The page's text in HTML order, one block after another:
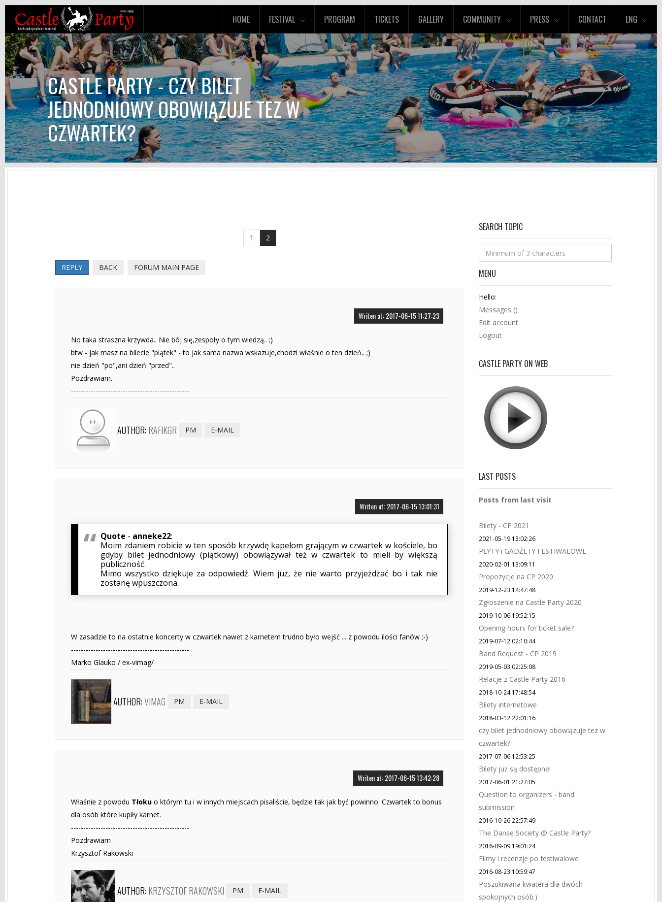
HOME FESTIVAL PROGRAM TICKETS GALLERY COMMUNITY PRESS CONTACT ENG
CASTLE PARTY - CZY BILET
JEDNODNIOWY OBOWIĄZUJE TEZ W
CZWARTEK?
1 2
REPLY BACK FORUM MAIN PAGE
Writen at: 2017-06-15 11:27:23
No taka straszna krzywda.. Nie bój się,zespoły o tym wiedzą.. ;)
btw - jak masz na bilecie "piątek" - to jak sama nazwa wskazuje,chodzi właśnie o ten dzień.. ;)
nie dzień "po",ani dzień "przed"..
Pozdrawiam.
------------------------------------------------
AUTHOR: RAFIKGR PM E-MAIL
Writen at: 2017-06-15 13:01:31
Quote - anneke22:
Moim zdaniem robicie w ten sposób krzywdę kapelom grającym w czwartek w kościele, bo
gdyby bilet jednodniowy (piątkowy) obowiązywał też w czwartek to mieli by większą
publiczność.
Mimo wszystko dziękuje za odpowiedź. Wiem już, że nie warto przyjeżdżać bo i tak nie
zostanę wpuszczona.
W zasadzie to na ostatnie koncerty w czwartek nawet z karnetem trudno było wejść ... z powodu ilości fanów ;-)
------------------------------------------------
Marko Glauko / ex-vimag/
AUTHOR:VIMAG PM E-MAIL
Writen at: 2017-06-15 13:42:28
Właśnie z powodu Tłoku o którym tu i w innych miejscach pisaliście, będzie tak jak być powinno. Czwartek to bonus
dla osób które kupiły karnet.
------------------------------------------------
Pozdrawiam
Krzysztof Rakowski
AUTHOR: KRZYSZTOF RAKOWSKI PM E-MAIL
SEARCH TOPIC
MENU
Hello:
Messages ()
Edit account
Logout
CASTLE PARTY ON WEB
LAST POSTS
Posts from last visit
Bilety - CP 2021
2021-05-19 13:02:26
PŁYTY i GADŻETY FESTIWALOWE
2020-02-01 13:09:11
Propozycje na CP 2020
2019-12-23 14:47:48
Zgłoszenie na Castle Party 2020
2019-10-06 19:52:15
Opening hours for ticket sale?
2019-07-12 02:10:44
Band Request - CP 2019
2019-05-03 02:25:08
Relacje z Castle Party 2016
2018-10-24 17:48:54
Bilety internetowe
2018-03-12 22:01:16
czy bilet jednodniowy obowiązuje tez w
czwartek?
2017-07-06 12:53:25
Bilety już są dostępne!
2017-06-01 21:27:05
Question to organizers - band
submission
2016-10-26 22:57:49
The Danse Society @ Castle Party?
2016-09-09 19:01:24
Filmy i recenzje po festiwalowe
2016-08-23 10:59:47
Poszukiwana kwatera dla dwóch
spokojnych osób:)